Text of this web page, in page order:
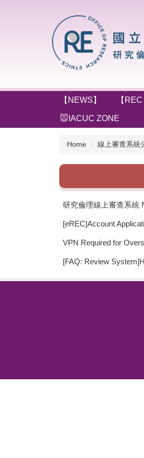
【NEWS】 【
🐭IACUC ZONE
Home 線上審查系統
研究倫理線上審查系統
[eREC]Account
VPN Required for
[FAQ: Review